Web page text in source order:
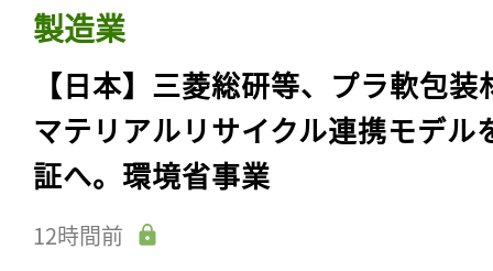
製造業
【日本】三菱総研等、プラ軟包装
マテリアルリサイクル連携モデル
証へ。環境省事業
12時間前